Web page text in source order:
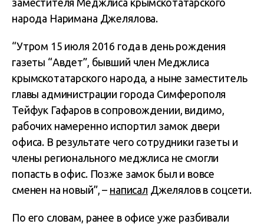
заместителя Меджлиса крымскотатарского
народа Наримана Джелялова.
“Утром 15 июля 2016 года в день рождения
газеты “Авдет”, бывший член Меджлиса
крымскотатарского народа, а ныне заместитель
главы администрации города Симферополя
Тейфук Гафаров в сопровождении, видимо,
рабочих намеренно испортил замок двери
офиса. В результате чего сотрудники газеты и
члены регионального меджлиса не смогли
попасть в офис. Позже замок был и вовсе
сменен на новый”, – написал Джелялов в соцсети.
По его словам, ранее в офисе уже разбивали